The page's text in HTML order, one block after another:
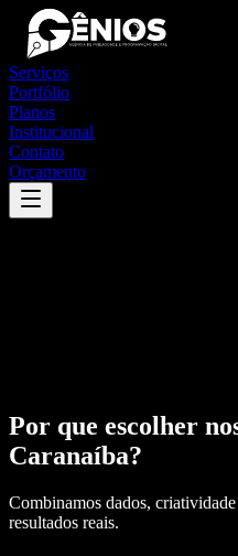
Serviços
Portfólio
Planos
Institucional
Contato
Orçamento
Por que escolher
Caranaíba?
Combinamos dados,
resultados reais.